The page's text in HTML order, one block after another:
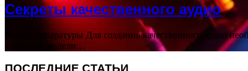
Секреты качественного аудио
Выбор аппаратуры Для создания качественного аудио
выбирать модели…
ПОСЛЕДНИЕ СТАТЬИ